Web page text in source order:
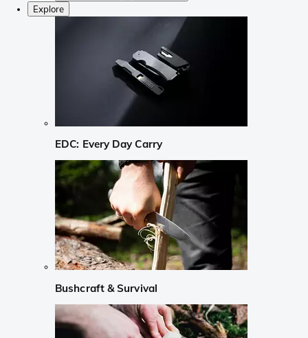
Explore
EDC: Every Day Carry
Bushcraft & Survival